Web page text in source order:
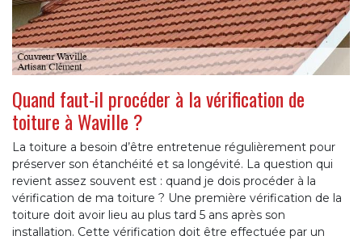
Quand faut-il procéder à la vérification de
toiture à Waville ?
La toiture a besoin d’être entretenue régulièrement pour
préserver son étanchéité et sa longévité. La question qui
revient assez souvent est : quand je dois procéder à la
vérification de ma toiture ? Une première vérification de la
toiture doit avoir lieu au plus tard 5 ans après son
installation. Cette vérification doit être effectuée par un